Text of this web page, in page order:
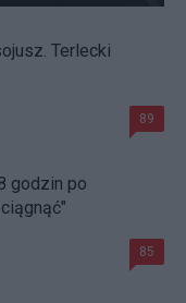
Terlecki
89
godzin po
85